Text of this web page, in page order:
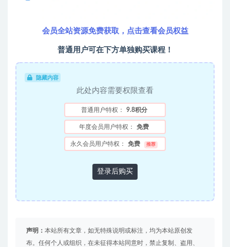
会员全站资源免费获取，点击查看会员权益
普通用户可在下方单独购买课程！
隐藏内容
此处内容需要权限查看
普通用户特权： 9.8积分
年度会员用户特权： 免费
永久会员用户特权： 免费 推荐
登录后购买
声明： 本站所有文章，如无特殊说明或标注，均为本站原创发
布。任何个人或组织，在未征得本站同意时，禁止复制、盗用、